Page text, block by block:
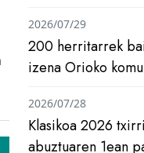
200 herritarrek
izena Orioko
2026/07/29
Klasikoa 2026
abuztuaren 1ean
2026/07/28